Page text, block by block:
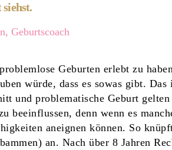
Geburtscoach
Geburten erlebt zu
würde, dass es sowas gibt. Das
und problematische Geburt
beeinflussen, denn wenn es
aneignen können. So
an. Nach über 8 Jahren